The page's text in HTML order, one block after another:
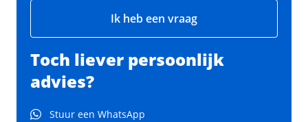
Ik heb een vraag
Toch liever persoonlijk
advies?
Stuur een WhatsApp